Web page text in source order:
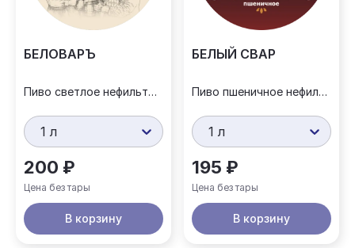
БЕЛОВАРЪ
Пиво светлое нефильтрованное
1 л
200 ₽
Цена без тары
В корзину
БЕЛЫЙ СВАР
Пиво пшеничное нефильтрованное
1 л
195 ₽
Цена без тары
В корзину